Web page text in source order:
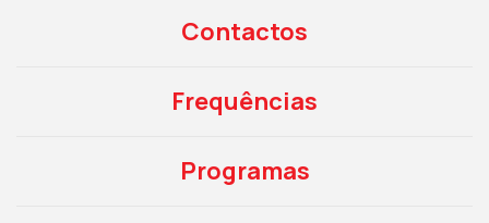
Contactos
Frequências
Programas